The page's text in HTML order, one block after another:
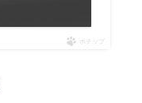
ポチップ